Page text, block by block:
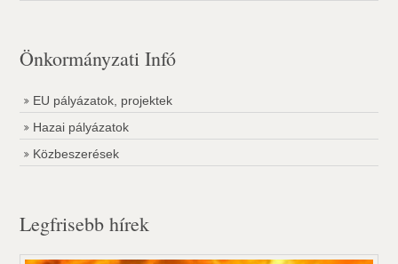
Önkormányzati Infó
EU pályázatok, projektek
Hazai pályázatok
Közbeszerések
Legfrisebb hírek